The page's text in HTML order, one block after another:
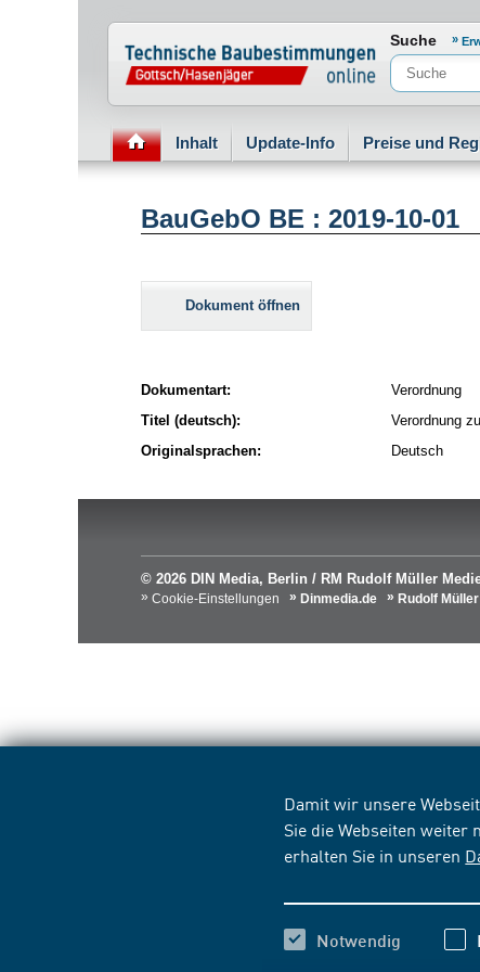
Damit wir unsere
Sie die Webseiten weiter
erhalten Sie in unseren
Notwendig
Normenportal Barrierefreiheit
Suche
Inhalt Update-Info Preise und
BauGebO BE : 2019-10-01
Dokument öffnen
Dokumentart:
Verordnung
Titel (deutsch):
Verordnung
Originalsprachen:
Deutsch
© 2026 DIN Media, Berlin / RM Rudolf Müller
Cookie-Einstellungen
Dinmedia.de Rudolf Müller